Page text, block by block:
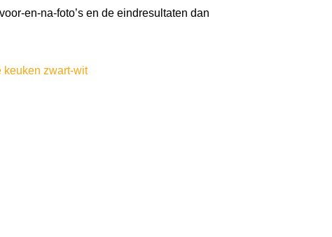
en-na-foto’s en de eindresultaten dan